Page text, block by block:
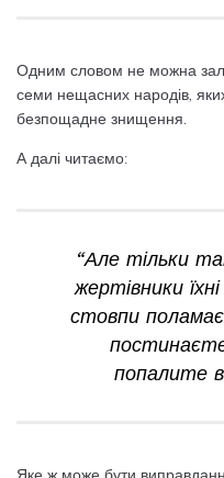
Одним словом не можна
семи нещасних народів,
безпощадне знищення.
А далі читаємо:
“Але тільки
жертівники
стовпи
попалите